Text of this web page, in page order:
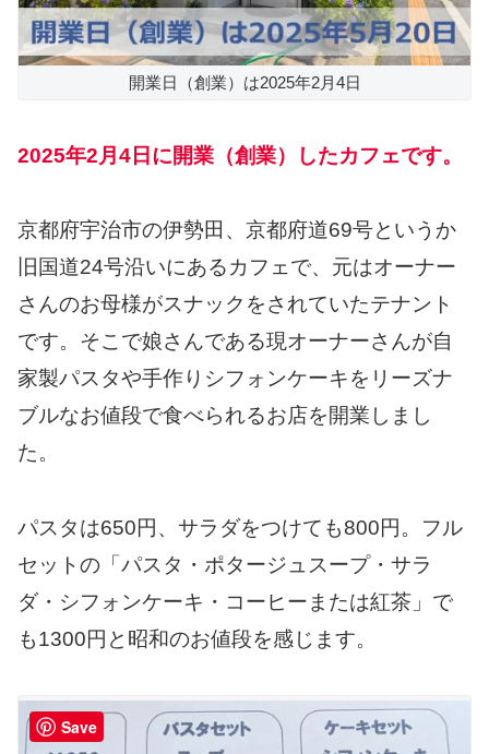
開業日（創業）は2025年2月4日
2025年2月4日に開業（創業）したカフェです。
京都府宇治市の伊勢田、京都府道69号というか
旧国道24号沿いにあるカフェで、元はオーナー
さんのお母様がスナックをされていたテナント
です。そこで娘さんである現オーナーさんが自
家製パスタや手作りシフォンケーキをリーズナ
ブルなお値段で食べられるお店を開業しまし
た。
パスタは650円、サラダをつけても800円。フル
セットの「パスタ・ポタージュスープ・サラ
ダ・シフォンケーキ・コーヒーまたは紅茶」で
も1300円と昭和のお値段を感じます。
Save